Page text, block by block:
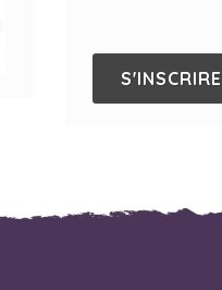
S'INSCRIRE